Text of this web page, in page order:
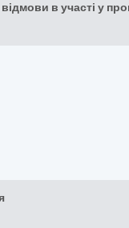
в участі у